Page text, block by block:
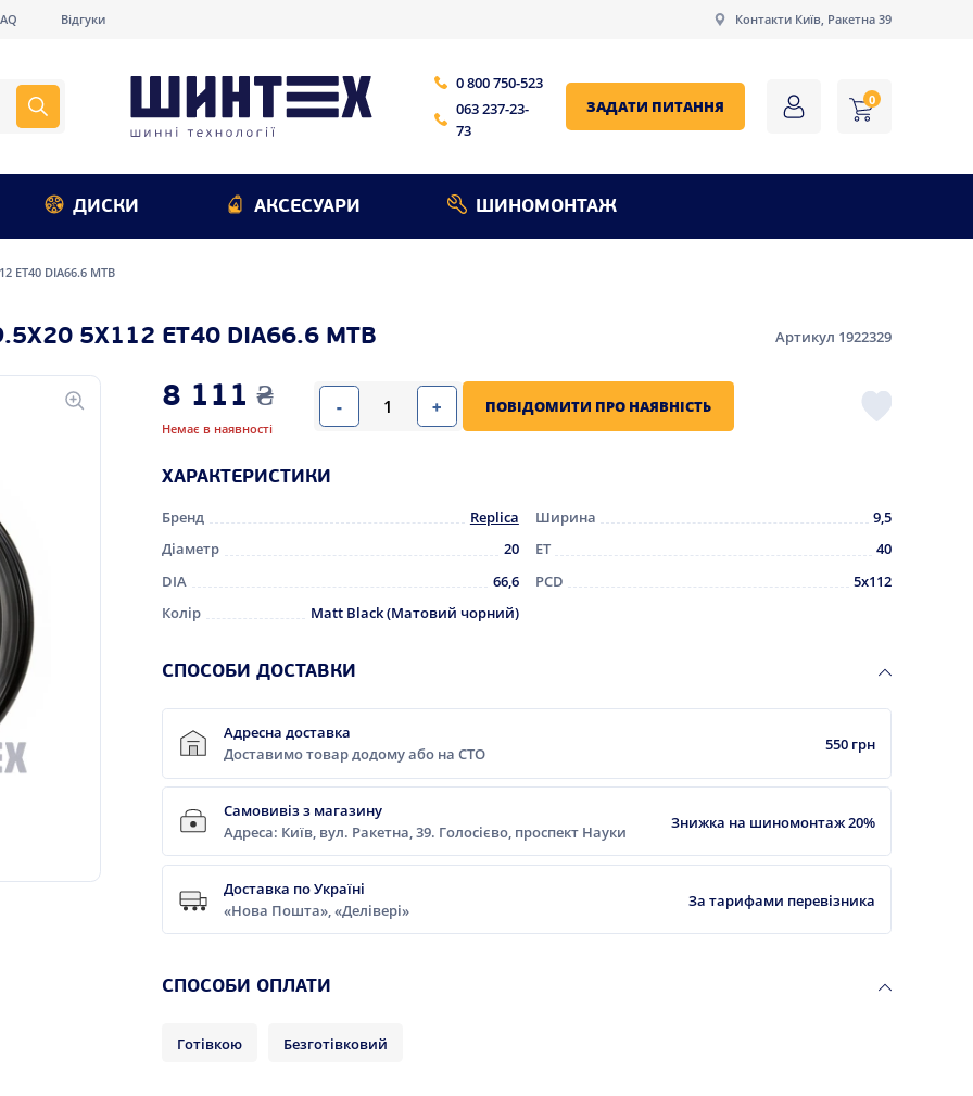
Відгуки Контакти Київ, Ракетна 39
0 800 750-523
063 237-23-
73
ЗАДАТИ ПИТАННЯ 0
ДИСКИ АКСЕСУАРИ ШИНОМОНТАЖ
ET40 DIA66.6 MTB
5X112 ET40 DIA66.6 MTB
Артикул 1922329
8 111 ₴
Немає в наявності
- + ПОВІДОМИТИ ПРО НАЯВНІСТЬ
ХАРАКТЕРИСТИКИ
Бренд Replica Ширина
9,5
Діаметр
20 ET
40
DIA
66,6 PCD
5x112
Колір
Matt Black (Матовий чорний)
СПОСОБИ ДОСТАВКИ
Адресна доставка
Доставимо товар додому або на СТО
550 грн
Самовивіз з магазину
Адреса: Київ, вул. Ракетна, 39. Голосієво, проспект Науки
Знижка на шиномонтаж 20%
Доставка по Україні
«Нова Пошта», «Делівері»
За тарифами перевізника
СПОСОБИ ОПЛАТИ
Готівкою Безготівковий